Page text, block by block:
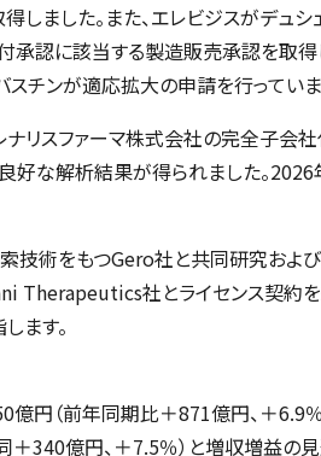
しました。また、エレビジスがデュ
認に該当する製造販売承認を取得し
チンが適応拡大の申請を行っていま
リスファーマ株式会社の完全子会
好な解析結果が得られました。2026
技術をもつGero社と共同研究およ
Therapeutics社とライセンス契約
ます。
円（前年同期比＋871億円、＋6.9
＋340億円、＋7.5％）と増収増益の